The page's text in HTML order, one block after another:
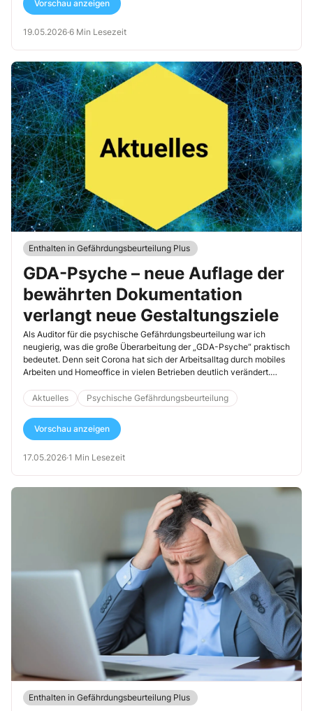
werden müssen. Das Beobachtungsinterview ist deshalb wichtig,
Unterbrechungen, Führungsverhalten, Arbeitszeit, digitale
Genau darin liegt seine Stärke. Die Details dazu habe ich Ihnen
nachfolgend zusammengestellt.
Vorschau anzeigen
19.05.2026·6 Min Lesezeit
Enthalten in Gefährdungsbeurteilung Plus
GDA-Psyche – neue Auflage der
bewährten Dokumentation
verlangt neue Gestaltungsziele
Als Auditor für die psychische Gefährdungsbeurteilung war ich
neugierig, was die große Überarbeitung der „GDA-Psyche“ praktisch
bedeutet. Denn seit Corona hat sich der Arbeitsalltag durch mobiles
Arbeiten und Homeoffice in vielen Betrieben deutlich verändert.
Die im Januar 2026 veröffentlichte vierte Auflage geht noch stärker
darauf ein, wie Arbeit so gestaltet werden muss, dass psychische
Gefährdungen gar nicht erst entstehen.
Aktuelles Psychische Gefährdungsbeurteilung
Vorschau anzeigen
17.05.2026·1 Min Lesezeit
Enthalten in Gefährdungsbeurteilung Plus